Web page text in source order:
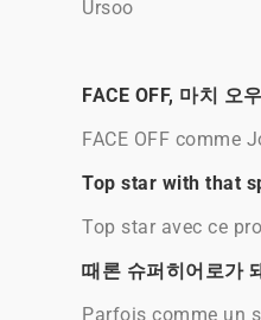
Ursoo
FACE OFF, 마치 오
FACE OFF comme
Top star with that
Top star avec ce
때론 슈퍼히어로가
Parfois comme un